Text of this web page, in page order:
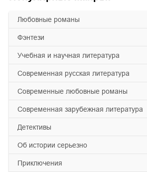
любовные романы
фэнтези
учебная и научная литература
современная русская литература
современные любовные романы
современная зарубежная литература
детективы
об истории серьезно
приключения